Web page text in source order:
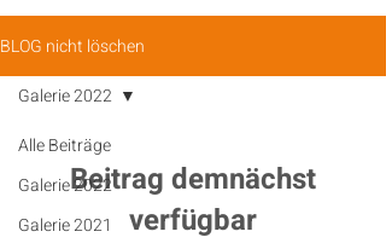
BLOG nicht löschen
Alle Beiträge
Galerie 2022
Galerie 2021
Galerie 2022
Beitrag demnächst
verfügbar